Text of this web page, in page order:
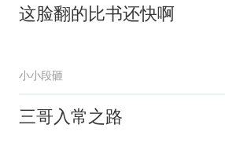
这脸翻的比书还快啊
小小段砸
三哥入常之路